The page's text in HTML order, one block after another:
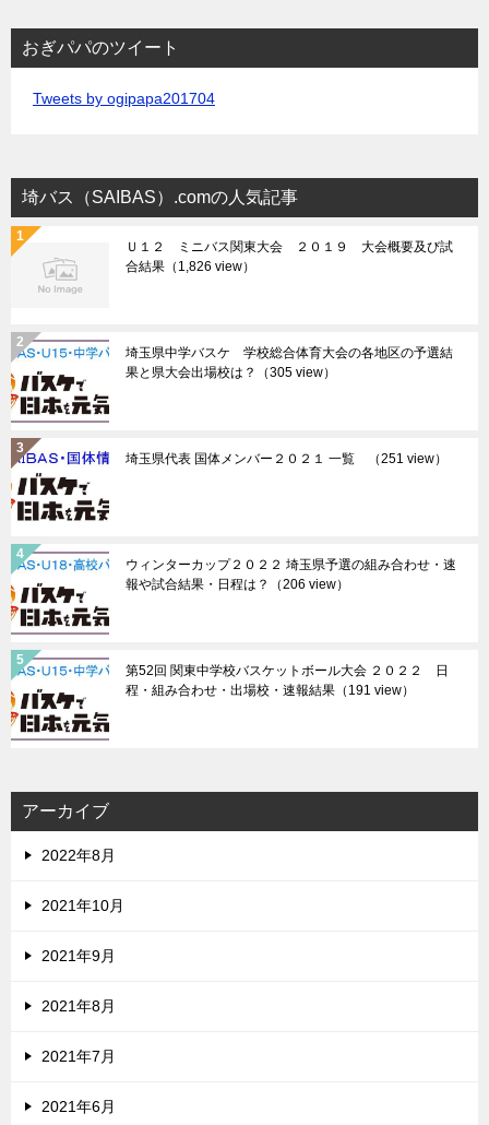
おぎパパのツイート
Tweets by ogipapa201704
埼バス（SAIBAS）.comの人気記事
Ｕ１２ ミニバス関東大会 ２０１９ 大会概要及び試
合結果 （1,826 view）
埼玉県中学バスケ 学校総合体育大会の各地区の予選結
果と県大会出場校は？
（305 view）
埼玉県代表 国体メンバー２０２１ 一覧 （251 view）
ウィンターカップ２０２２ 埼玉県予選の組み合わせ・速
報や試合結果・日程は？
（206 view）
第52回 関東中学校バスケットボール大会 ２０２２ 日
程・組み合わせ・出場校・速報結果 （191 view）
アーカイブ
2022年8月
2021年10月
2021年9月
2021年8月
2021年7月
2021年6月